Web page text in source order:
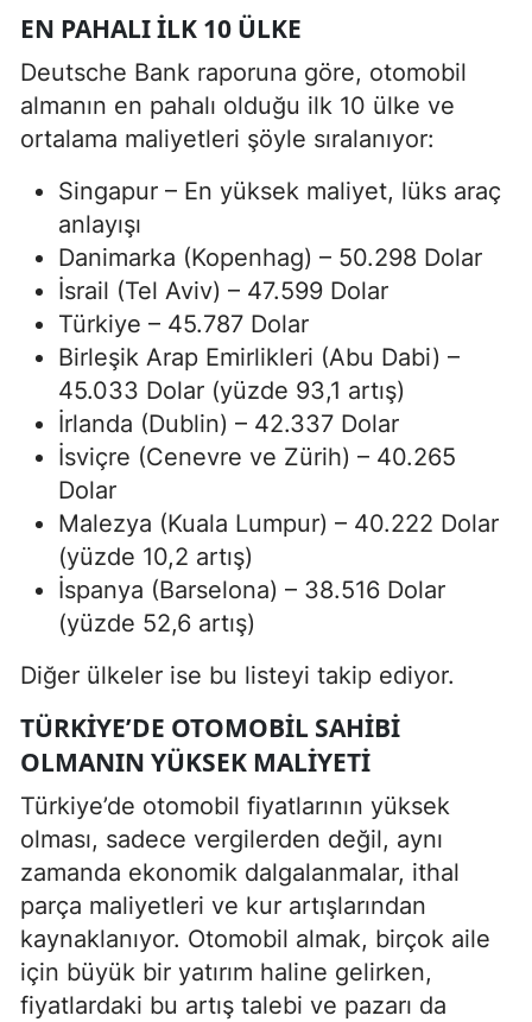
EN PAHALI İLK 10 ÜLKE
Deutsche Bank raporuna göre, otomobil
almanın en pahalı olduğu ilk 10 ülke ve
ortalama maliyetleri şöyle sıralanıyor:
Singapur – En yüksek maliyet, lüks araç
anlayışı
Danimarka (Kopenhag) – 50.298 Dolar
İsrail (Tel Aviv) – 47.599 Dolar
Türkiye – 45.787 Dolar
Birleşik Arap Emirlikleri (Abu Dabi) –
45.033 Dolar (yüzde 93,1 artış)
İrlanda (Dublin) – 42.337 Dolar
İsviçre (Cenevre ve Zürih) – 40.265
Dolar
Malezya (Kuala Lumpur) – 40.222 Dolar
(yüzde 10,2 artış)
İspanya (Barselona) – 38.516 Dolar
(yüzde 52,6 artış)
Diğer ülkeler ise bu listeyi takip ediyor.
TÜRKIYE’DE OTOMOBIL SAHIBI
OLMANIN YÜKSEK MALIYETI
Türkiye’de otomobil fiyatlarının yüksek
olması, sadece vergilerden değil, aynı
zamanda ekonomik dalgalanmalar, ithal
parça maliyetleri ve kur artışlarından
kaynaklanıyor. Otomobil almak, birçok aile
için büyük bir yatırım haline gelirken,
fiyatlardaki bu artış talebi ve pazarı da